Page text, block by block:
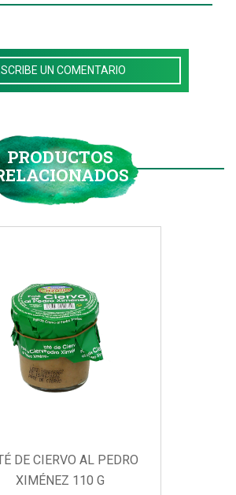
UN COMENTARIO
PRODUCTOS
DE CIERVO AL PEDRO
XIMÉNEZ 110 G